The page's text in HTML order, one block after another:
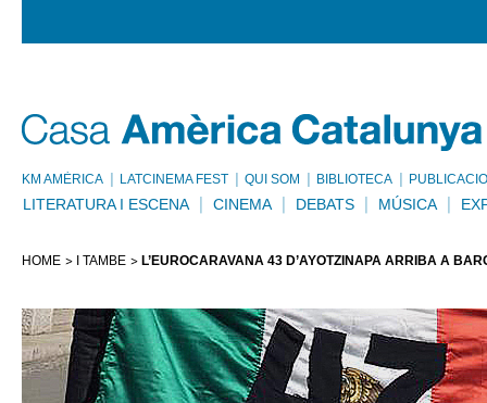
KM AMÈRICA LATCINEMA FEST QUI SOM BIBLIOTECA
LITERATURA I ESCENA CINEMA DEBATS MÚSICA
HOME I TAMBÉ L’EUROCARAVANA 43 D’AYOTZINAPA ARRIBA A